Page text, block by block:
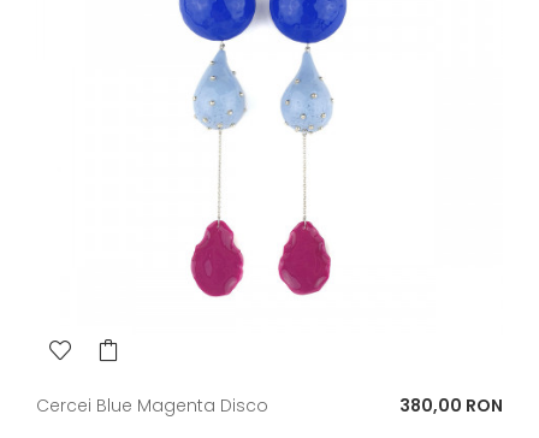
Cercei Blue Magenta Disco Pret
380,00 RON